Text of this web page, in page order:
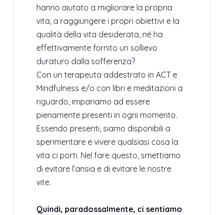
hanno aiutato a migliorare la propria
vita, a raggiungere i propri obiettivi e la
qualità della vita desiderata, né ha
effettivamente fornito un sollievo
duraturo dalla sofferenza?
Con un terapeuta addestrato in ACT e
Mindfulness e/o con libri e meditazioni a
riguardo, impariamo ad essere
pienamente presenti in ogni momento.
Essendo presenti, siamo disponibili a
sperimentare e vivere qualsiasi cosa la
vita ci porti. Nel fare questo, smettiamo
di evitare l’ansia e di evitare le nostre
vite.
Quindi, paradossalmente, ci sentiamo